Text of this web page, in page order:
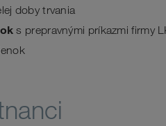
doby trvania
s prepravnými príkazmi firmy